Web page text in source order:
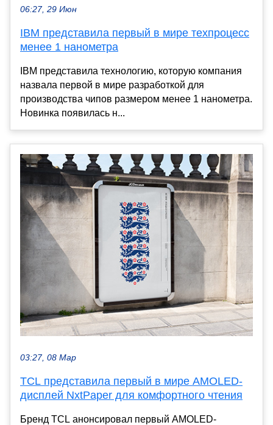
06:27, 29 Июн
IBM представила первый в мире техпроцесс
менее 1 нанометра
IBM представила технологию, которую компания
назвала первой в мире разработкой для
производства чипов размером менее 1 нанометра.
Новинка появилась н...
03:27, 08 Мар
TCL представила первый в мире AMOLED-
дисплей NxtPaper для комфортного чтения
Бренд TCL анонсировал первый AMOLED-